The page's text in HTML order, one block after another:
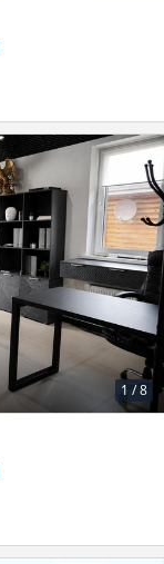
1 /8